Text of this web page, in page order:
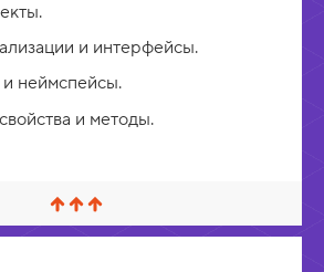
и интерфейсы.
и неймспейсы.
и методы.
С
в